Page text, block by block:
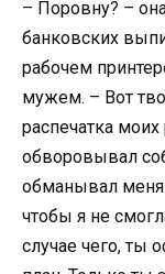
– Поровну? –
банковских
рабочем
мужем. – Вот
распечатка
обворовывал
обманывал меня
чтобы я не
случае чего, ты